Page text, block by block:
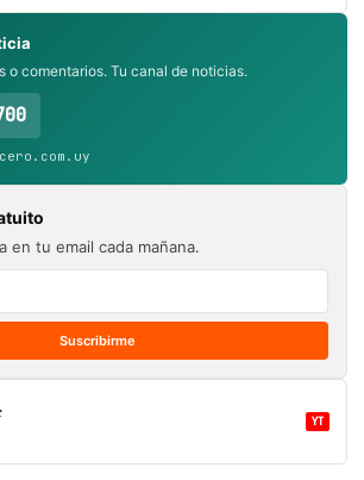
o comentarios. Tu canal de noticias.
en tu email cada mañana.
Suscribirme
YT